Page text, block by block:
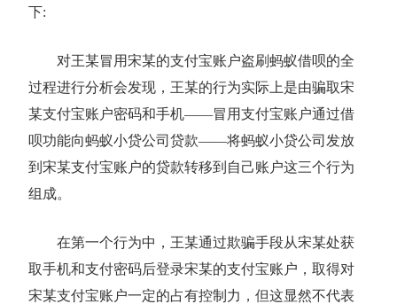
下:
对王某冒用宋某的支付宝账户盗刷蚂蚁借呗的全
过程进行分析会发现，王某的行为实际上是由骗取宋
某支付宝账户密码和手机——冒用支付宝账户通过借
呗功能向蚂蚁小贷公司贷款——将蚂蚁小贷公司发放
到宋某支付宝账户的贷款转移到自己账户这三个行为
组成。
在第一个行为中，王某通过欺骗手段从宋某处获
取手机和支付密码后登录宋某的支付宝账户，取得对
宋某支付宝账户一定的占有控制力，但这显然不代表